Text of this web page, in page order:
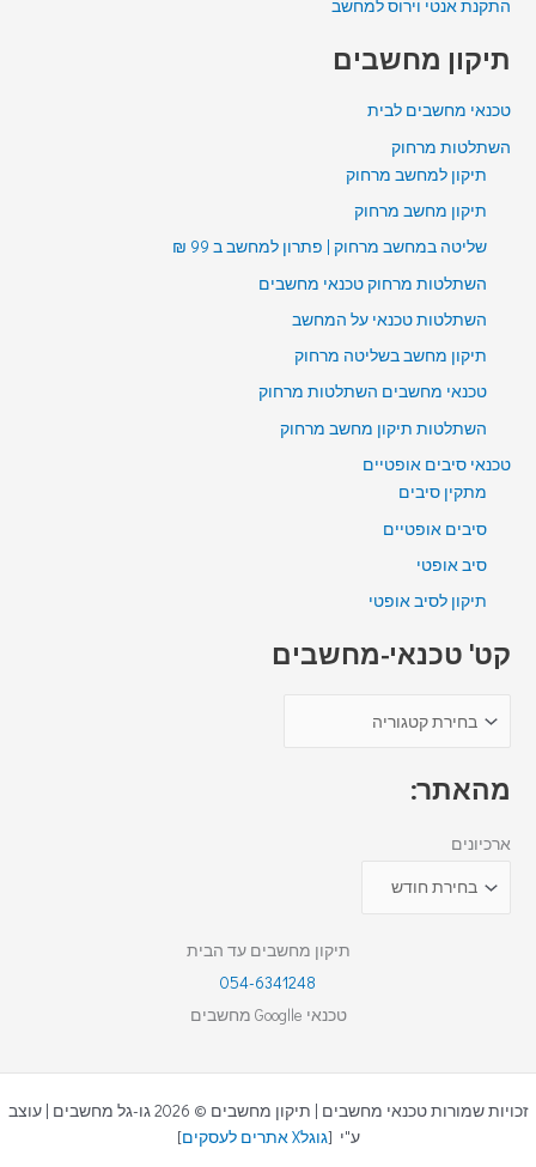
התקנת אנטי וירוס למחשב
תיקון מחשבים
טכנאי מחשבים לבית
השתלטות מרחוק
תיקון למחשב מרחוק
תיקון מחשב מרחוק
שליטה במחשב מרחוק | פתרון למחשב ב 99 ₪
השתלטות מרחוק טכנאי מחשבים
השתלטות טכנאי על המחשב
תיקון מחשב בשליטה מרחוק
טכנאי מחשבים השתלטות מרחוק
השתלטות תיקון מחשב מרחוק
טכנאי סיבים אופטיים
מתקין סיבים
סיבים אופטיים
סיב אופטי
תיקון לסיב אופטי
קט' טכנאי-מחשבים
מהאתר:
ארכיונים
תיקון מחשבים עד הבית
054-6341248
טכנאי Googlle מחשבים
זכויות שמורות טכנאי מחשבים | תיקון מחשבים © 2026 גו-גל מחשבים | עוצב
ע"י [גוגלX אתרים לעסקים ]